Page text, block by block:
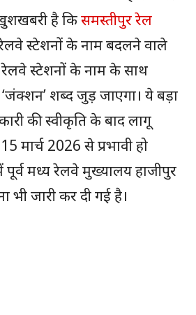
खुशखबरी है किसमस्तीपुर रेल
स्टेशनों के नाम बदलने वाले
स्टेशनों के नाम के साथ
शब्द जुड़ जाएगा। ये बड़ा
की स्वीकृति के बाद लागू
मार्च 2026 से प्रभावी हो
मध्य रेलवे मुख्यालय हाजीपुर
जारी कर दी गई है।